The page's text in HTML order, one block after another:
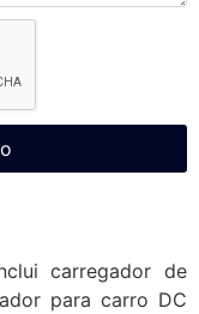
carregador de
para carro DC